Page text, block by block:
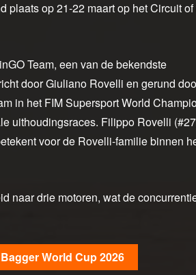
plaats op 21-22 maart op het Circuit of
Team, een van de bekendste
door Giuliano Rovelli en gerund
in het FIM Supersport World
uithoudingsraces. Filippo Rovelli
voor de Rovelli-familie binnen
naar drie motoren, wat de
World Cup 2026